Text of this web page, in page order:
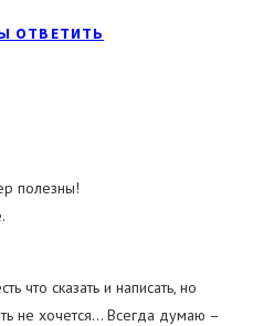
ОТВЕТИТЬ
полезны!
что сказать и написать, но
не хочется… Всегда думаю –